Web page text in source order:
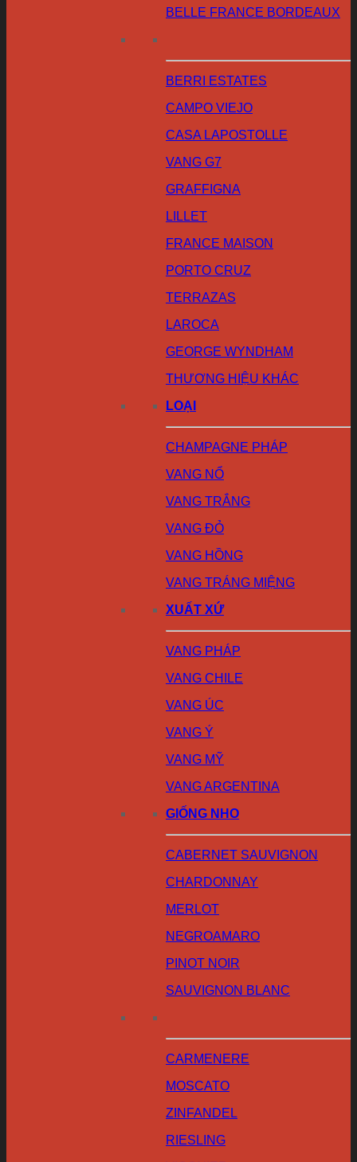
BELLE FRANCE BORDEAUX
BERRI ESTATES
CAMPO VIEJO
CASA LAPOSTOLLE
VANG G7
GRAFFIGNA
LILLET
FRANCE MAISON
PORTO CRUZ
TERRAZAS
LAROCA
GEORGE WYNDHAM
THƯƠNG HIỆU KHÁC
LOẠI
CHAMPAGNE PHÁP
VANG NỔ
VANG TRẮNG
VANG ĐỎ
VANG HỒNG
VANG TRÁNG MIỆNG
XUẤT XỨ
VANG PHÁP
VANG CHILE
VANG ÚC
VANG Ý
VANG MỸ
VANG ARGENTINA
GIỐNG NHO
CABERNET SAUVIGNON
CHARDONNAY
MERLOT
NEGROAMARO
PINOT NOIR
SAUVIGNON BLANC
CARMENERE
MOSCATO
ZINFANDEL
RIESLING